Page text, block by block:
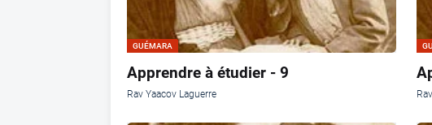
GUÉMARA
Apprendre à étudier - 9
Rav Yaacov Laguerre